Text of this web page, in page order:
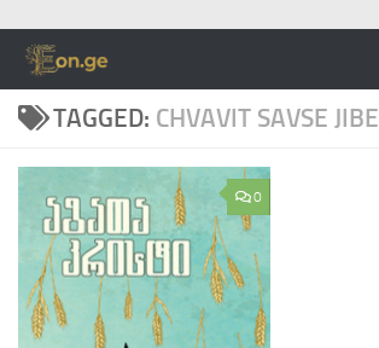
Skip to content
TAGGED: CHVAVIT SAVSE JIBE
0